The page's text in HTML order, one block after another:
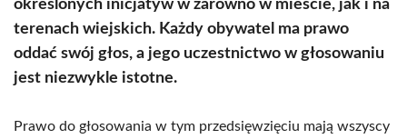
określonych inicjatyw w zarówno w mieście, jak i na
terenach wiejskich. Każdy obywatel ma prawo
oddać swój głos, a jego uczestnictwo w głosowaniu
jest niezwykle istotne.
Prawo do głosowania w tym przedsięwzięciu mają wszyscy